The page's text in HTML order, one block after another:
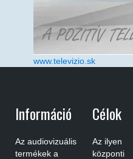
www.televizio.sk
Információ
Az audiovizuális
termékek a
Célok
Az ilyen
központi